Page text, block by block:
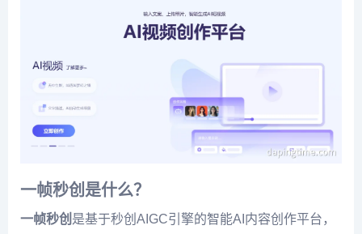
一帧秒创是什么？
一帧秒创 是基于秒创AIGC引擎的智能AI内容创作平台，